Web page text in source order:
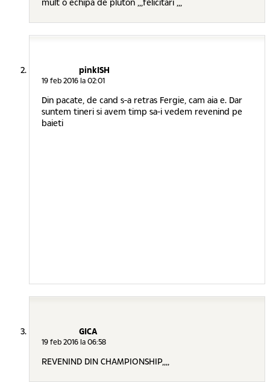
pinkISH
19 feb 2016 la 02:01
Din pacate, de cand s-a retras Fergie, cam aia e. Dar
suntem tineri si avem timp sa-i vedem revenind pe
baieti
GICA
19 feb 2016 la 06:58
REVENIND DIN CHAMPIONSHIP,,,,